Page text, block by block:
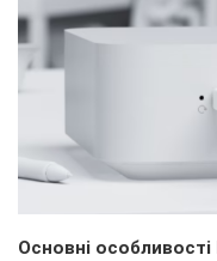
Основні